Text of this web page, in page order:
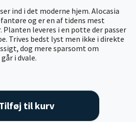
ind i det moderne hjem. Alocasia
og er en af tidens mest
leveres i en potte der passer
Trives bedst lyst men ikke i direkte
dog mere sparsomt om
i dvale.
til kurv